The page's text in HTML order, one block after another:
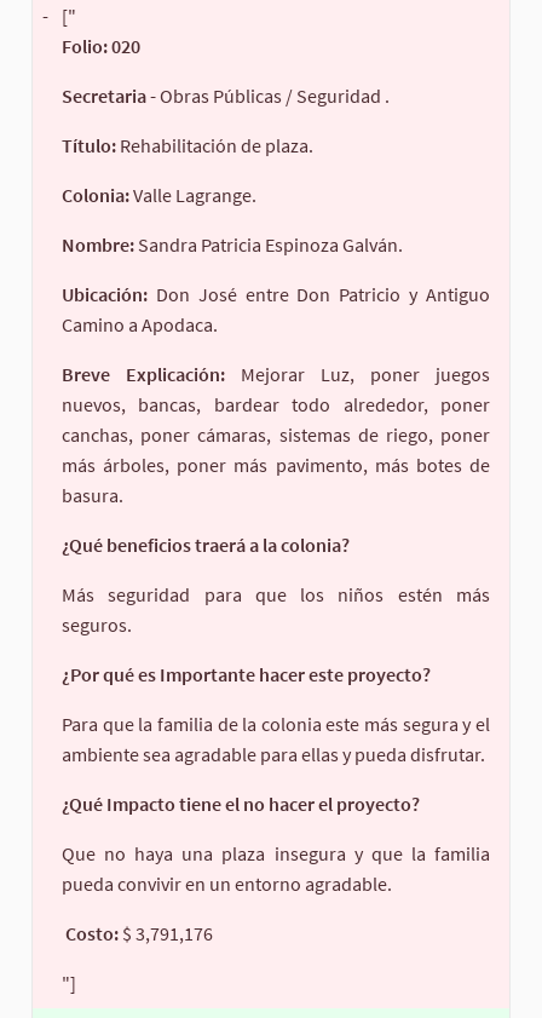
- ["
Folio: 020
Secretaria -Obras Públicas / Seguridad .
Título: Rehabilitación de plaza.
Colonia:Valle Lagrange.
Nombre: Sandra Patricia Espinoza Galván.
Ubicación: Don José entre Don Patricio y Antiguo
Camino a Apodaca.
Breve Explicación: Mejorar Luz, poner juegos
nuevos, bancas, bardear todo alrededor, poner
canchas, poner cámaras, sistemas de riego, poner
más árboles, poner más pavimento, más botes de
basura.
¿Qué beneficios traerá a la colonia?
Más seguridad para que los niños estén más
seguros.
¿Por qué es Importante hacer este proyecto?
Para que la familia de la colonia este más segura y el
ambiente sea agradable para ellas y pueda disfrutar.
¿Qué Impacto tiene el no hacer el proyecto?
Que no haya una plaza insegura y que la familia
pueda convivir en un entorno agradable.
Costo: $ 3,791,176
"]